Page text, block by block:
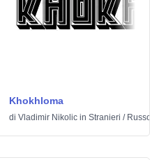
Khokhloma
di Vladimir Nikolic in Stranieri /